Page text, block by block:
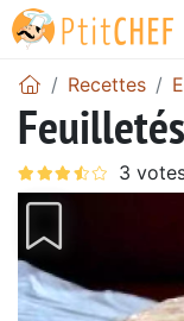
Recettes